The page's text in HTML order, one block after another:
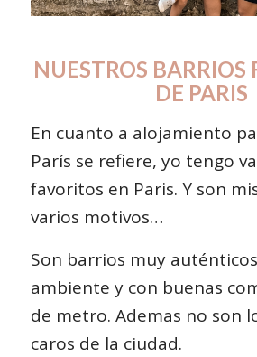
NUESTROS BARRIOS
DE PARIS
En cuanto a alojamiento
París se refiere, yo tengo
favoritos en Paris. Y son
varios motivos…
Son barrios muy
ambiente y con buenas
de metro. Ademas no son
caros de la ciudad.